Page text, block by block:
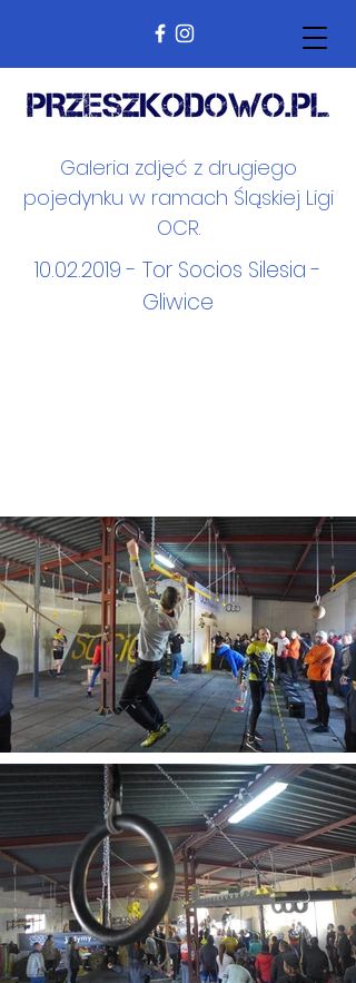
Galeria zdjęć z drugiego
pojedynku w ramach Śląskiej Ligi
OCR.
10.02.2019- Tor Socios Silesia -
Gliwice